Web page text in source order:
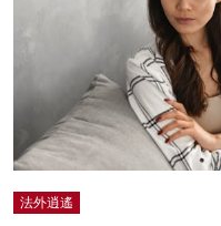
法外逍遙